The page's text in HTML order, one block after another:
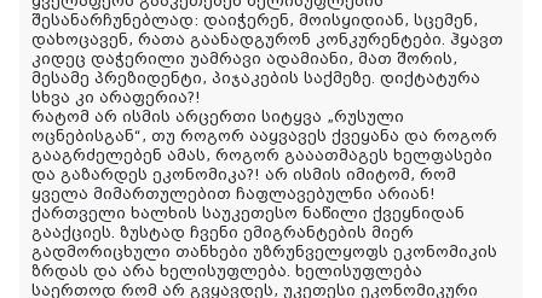
შესანარჩუნებლად: დაიჭერენ, მოისყიდიან, სცემენ,
დახოცავენ, რათა გაანადგურონ კონკურენტები. ჰყავთ
კიდეც დაჭერილი უამრავი ადამიანი, მათ შორის,
მესამე პრეზიდენტი, პიჯაკების საქმეზე. დიქტატურა
სხვა კი არაფერია?!
რატომ არ ისმის არცერთი სიტყვა „რუსული
ოცნებისგან“, თუ როგორ ააყვავეს ქვეყანა და როგორ
გააგრძელებენ ამას, როგორ გააათმაგეს ხელფასები
და გაზარდეს ეკონომიკა?! არ ისმის იმიტომ, რომ
ყველა მიმართულებით ჩაფლავებულნი არიან!
ქართველი ხალხის საუკეთესო ნაწილი ქვეყნიდან
გააქციეს. ზუსტად ჩვენი ემიგრანტების მიერ
გადმორიცხული თანხები უზრუნველყოფს ეკონომიკის
ზრდას და არა ხელისუფლება. ხელისუფლება
საერთოდ რომ არ გვყავდეს, უკეთესი ეკონომიკური